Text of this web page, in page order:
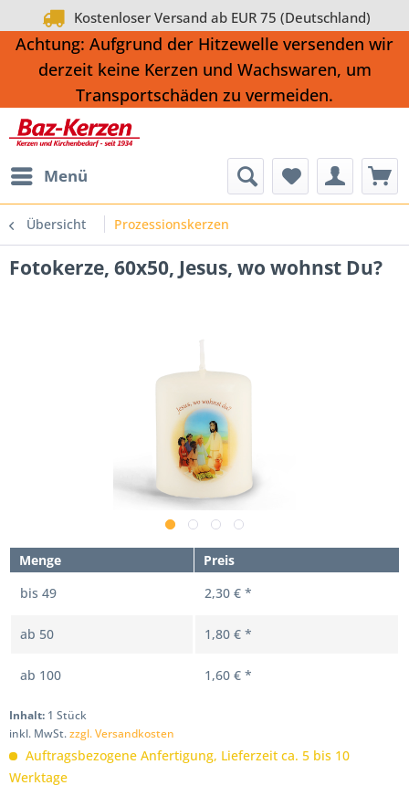
Kostenloser Versand ab EUR 75 (Deutschland)
Achtung: Aufgrund der Hitzewelle versenden wir
derzeit keine Kerzen und Wachswaren, um
Transportschäden zu vermeiden.
Menü
Übersicht Prozessionskerzen
Fotokerze, 60x50, Jesus, wo wohnst Du?
Menge
Preis
bis 49 2,30 € *
ab 50 1,80 € *
ab 100 1,60 € *
Inhalt: 1 Stück
inkl. MwSt.zzgl. Versandkosten
Auftragsbezogene Anfertigung, Lieferzeit ca. 5 bis 10
Werktage